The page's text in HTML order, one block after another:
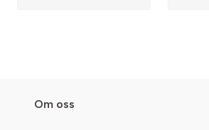
Om oss